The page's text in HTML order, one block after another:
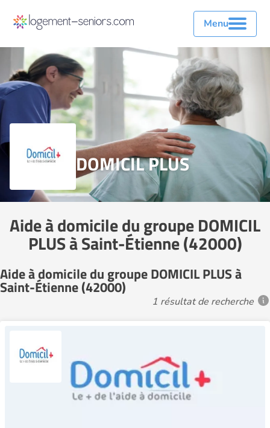
Menu
DOMICIL PLUS
Aide à domicile du groupe DOMICIL
PLUS à Saint-Étienne (42000)
Aide à domicile du groupe DOMICIL PLUS à
Saint-Étienne (42000)
1 résultat de recherche